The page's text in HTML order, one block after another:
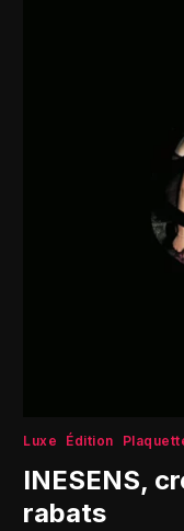
Luxe Édition
INESENS,
rabats